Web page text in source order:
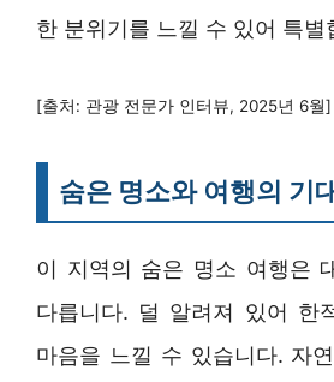
한 분위기를 느낄 수 있어 특
[출처: 관광 전문가 인터뷰, 2025년 6월]
숨은 명소와 여행의 기
이 지역의 숨은 명소 여행은
다릅니다. 덜 알려져 있어 한
마음을 느낄 수 있습니다. 자